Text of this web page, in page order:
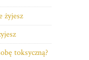
żyjesz
toksyczną?